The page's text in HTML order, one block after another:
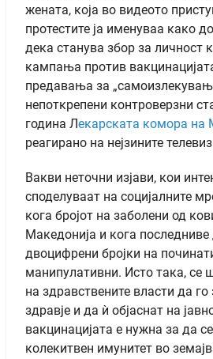
жената, која во видеото
протестите ја именуваа како
дека станува збор за личност
кампања против
предавања за
непоткрепени контроверзни
година Лекарската комора на
реагирано на нејзините
Вакви неточни изјави, кои
споделуваат на социјалните
кога бројот на заболени од
Македонија и кога
двоцифрени бројки на
манипулативни. Исто така, се
на здравствените власти да
здравје и да ѝ објаснат на
вакцинацијата е нужна за да
колекитвен имунитет во